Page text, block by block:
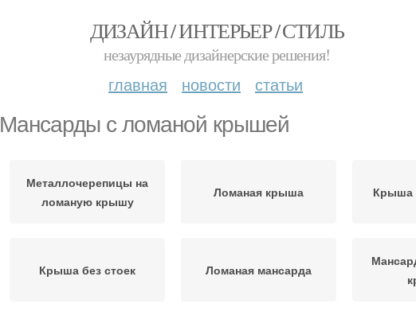
ДИЗАЙН / ИНТЕРЬЕР / СТИЛЬ
незаурядные дизайнерские решения!
главная новости статьи
Мансарды с ломаной крышей
Металлочерепицы на
ломаную крышу
Ломаная крыша Крыша
Крыша без стоек Ломаная мансарда